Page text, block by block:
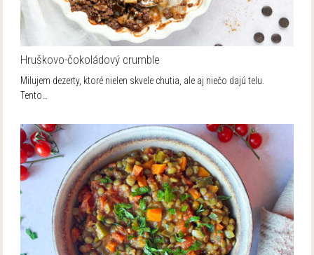
Hruškovo-čokoládový crumble
Milujem dezerty, ktoré nielen skvele chutia, ale aj niečo dajú telu.
Tento…